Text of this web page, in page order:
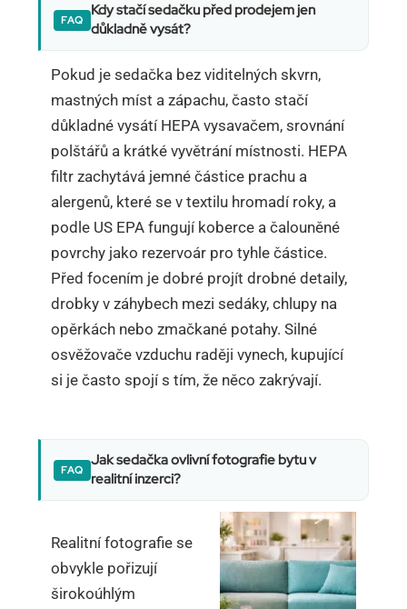
Kdy stačí sedačku před prodejem jen
důkladně vysát?
Pokud je sedačka bez viditelných skvrn,
mastných míst a zápachu, často stačí
důkladné vysátí HEPA vysavačem, srovnání
polštářů a krátké vyvětrání místnosti. HEPA
filtr zachytává jemné částice prachu a
alergenů, které se v textilu hromadí roky, a
podle US EPA fungují koberce a čalouněné
povrchy jako rezervoár pro tyhle částice.
Před focením je dobré projít drobné detaily,
drobky v záhybech mezi sedáky, chlupy na
opěrkách nebo zmačkané potahy. Silné
osvěžovače vzduchu raději vynech, kupující
si je často spojí s tím, že něco zakrývají.
Jak sedačka ovlivní fotografie bytu v
realitní inzerci?
Realitní fotografie se
obvykle pořizují
širokoúhlým